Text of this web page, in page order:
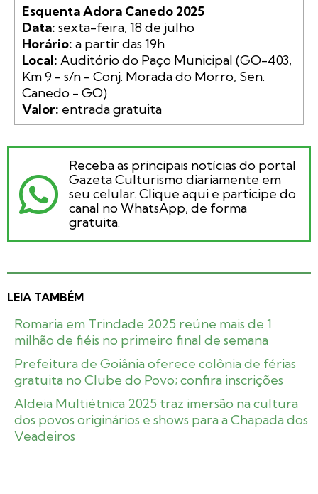
Esquenta Adora Canedo 2025
Data:
Horário:
Local: Auditório do Paço Municipal (GO-403,
Km 9 - s/n - Conj. Morada do Morro, Sen.
Valor: entrada gratuita
Receba as principais notícias do portal
Gazeta Culturismo diariamente em
seu celular. Clique aqui e participe do
canal no WhatsApp, de forma
gratuita.
LEIA TAMBÉM
Romaria em Trindade 2025 reúne mais de 1
milhão de fiéis no primeiro final de semana
Prefeitura de Goiânia oferece colônia de férias
gratuita no Clube do Povo; confira inscrições
Aldeia Multiétnica 2025 traz imersão na cultura
dos povos originários e shows para a Chapada dos
Veadeiros